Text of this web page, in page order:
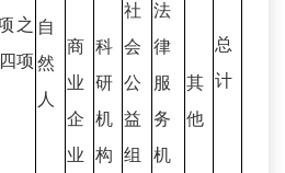
之
项
自
然
人
总
计
商
业
企
业
科
研
机
构
社
会
公
益
组
法
律
服
务
机
其
他